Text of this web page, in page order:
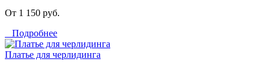
От 1 150 руб.
Подробнее
Платье для черлидинга